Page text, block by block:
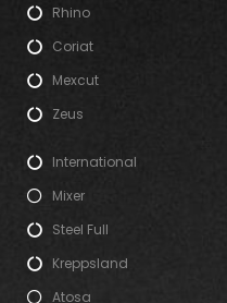
Rhino
Coriat
Mexcut
Zeus
International
Mixer
Steel Full
Kreppsland
Atosa